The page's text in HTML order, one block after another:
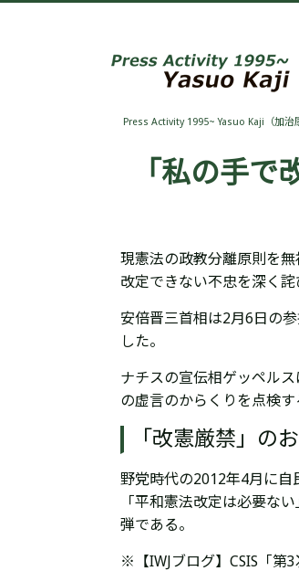
Press Activity 1995~ Yasuo Kaji（加治
「私の手
現憲法の政教分離原則を
改定できない不忠を深く詫
安倍晋三首相は2月6日の
した。
ナチスの宣伝相ゲッペル
の虚言のからくりを点検す
「改憲厳禁」の
野党時代の2012年4月に自
「平和憲法改定は必要な
弾である。
※【IWJブログ】CSIS「第